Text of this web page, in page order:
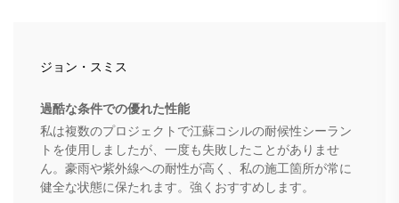
ジョン・スミス
過酷な条件での優れた性能
私は複数のプロジェクトで江蘇コシルの耐候性シーラン
トを使用しましたが、一度も失敗したことがありませ
ん。豪雨や紫外線への耐性が高く、私の施工箇所が常に
健全な状態に保たれます。強くおすすめします。